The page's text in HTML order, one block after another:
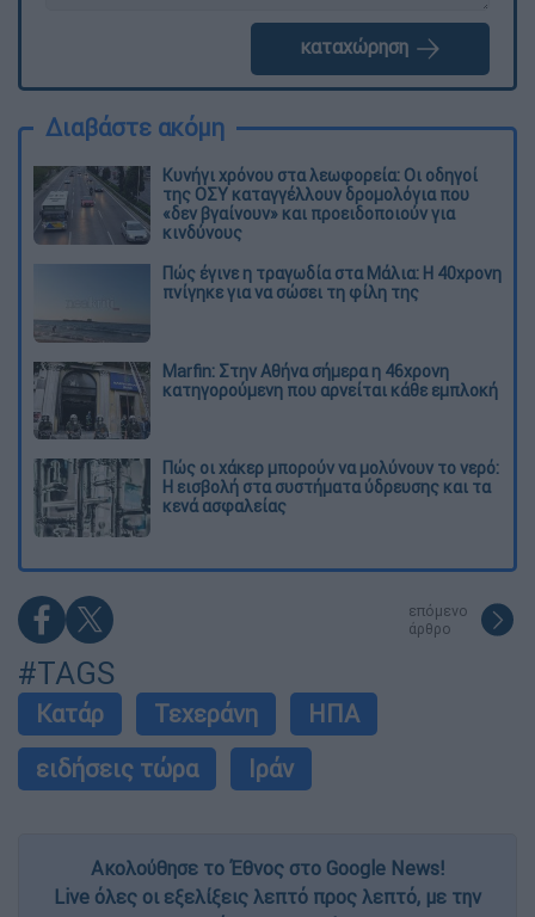
καταχώρηση
Διαβάστε ακόμη
Κυνήγι χρόνου στα λεωφορεία: Οι οδηγοί
της ΟΣΥ καταγγέλλουν δρομολόγια που
«δεν βγαίνουν» και προειδοποιούν για
κινδύνους
Πώς έγινε η τραγωδία στα Μάλια: Η 40χρονη
πνίγηκε για να σώσει τη φίλη της
Marfin: Στην Αθήνα σήμερα η 46χρονη
κατηγορούμενη που αρνείται κάθε εμπλοκή
Πώς οι χάκερ μπορούν να μολύνουν το νερό:
Η εισβολή στα συστήματα ύδρευσης και τα
κενά ασφαλείας
επόμενο
άρθρο
#TAGS
Κατάρ Τεχεράνη
ΗΠΑ
ειδήσεις τώρα
Ιράν
Ακολούθησε το Έθνος στο Google News!
Live όλες οι εξελίξεις λεπτό προς λεπτό, με την